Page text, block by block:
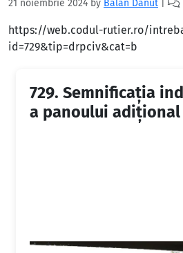
21 noiembrie 2024 by Balan Danut
https://web.codul-rutier.ro/
id=729&tip=drpciv&cat=b
729. Semnificaţia
a panoului adiţional